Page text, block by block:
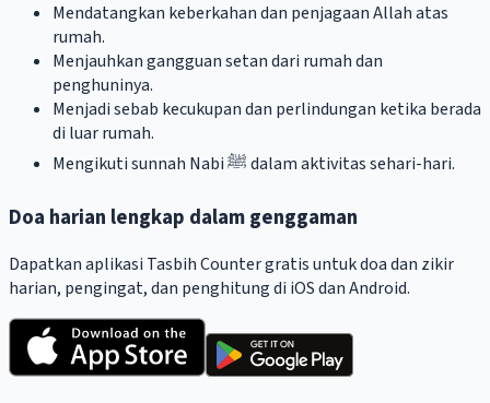
Mendatangkan keberkahan dan penjagaan Allah atas
rumah.
Menjauhkan gangguan setan dari rumah dan
penghuninya.
Menjadi sebab kecukupan dan perlindungan ketika berada
di luar rumah.
Mengikuti sunnah Nabi ﷺ dalam aktivitas sehari-hari.
Doa harian lengkap dalam genggaman
Dapatkan aplikasi Tasbih Counter gratis untuk doa dan zikir
harian, pengingat, dan penghitung di iOS dan Android.